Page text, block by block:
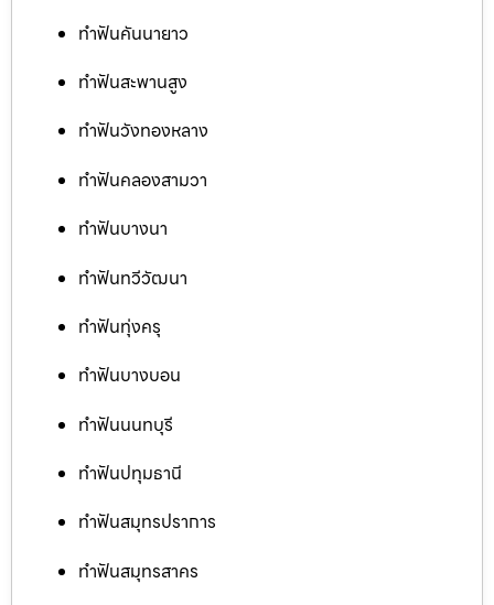
ทำฟันคันนายาว
ทำฟันสะพานสูง
ทำฟันวังทองหลาง
ทำฟันคลองสามวา
ทำฟันบางนา
ทำฟันทวีวัฒนา
ทำฟันทุ่งครุ
ทำฟันบางบอน
ทำฟันนนทบุรี
ทำฟันปทุมธานี
ทำฟันสมุทรปราการ
ทำฟันสมุทรสาคร